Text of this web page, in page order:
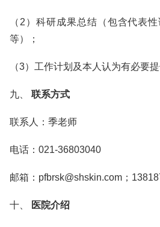
（2）科研成果总结（包含代表
等）；
（3）工作计划及本人认为有必要
九、 联系方式
联系人：季老师
电话：021-36803040
邮箱：pfbrsk@shskin.com；
十、 医院介绍